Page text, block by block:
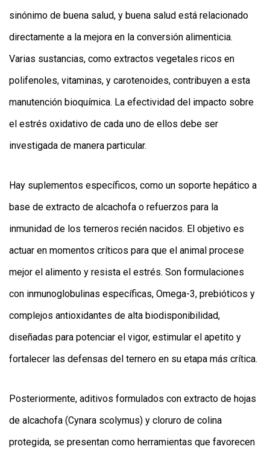
sinónimo de buena salud, y buena salud está relacionado
directamente a la mejora en la conversión alimenticia.
Varias sustancias, como extractos vegetales ricos en
polifenoles, vitaminas, y carotenoides, contribuyen a esta
manutención bioquímica. La efectividad del impacto sobre
el estrés oxidativo de cada uno de ellos debe ser
investigada de manera particular.
Hay suplementos específicos, como un soporte hepático a
base de extracto de alcachofa o refuerzos para la
inmunidad de los terneros recién nacidos. El objetivo es
actuar en momentos críticos para que el animal procese
mejor el alimento y resista el estrés. Son formulaciones
con inmunoglobulinas específicas, Omega-3, prebióticos y
complejos antioxidantes de alta biodisponibilidad,
diseñadas para potenciar el vigor, estimular el apetito y
fortalecer las defensas del ternero en su etapa más crítica.
Posteriormente, aditivos formulados con extracto de hojas
de alcachofa (Cynara scolymus) y cloruro de colina
protegida, se presentan como herramientas que favorecen